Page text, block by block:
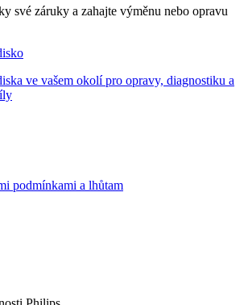
své záruky a zahajte výměnu nebo opravu
ve vašem okolí pro opravy, diagnostiku a
podmínkami a lhůtam